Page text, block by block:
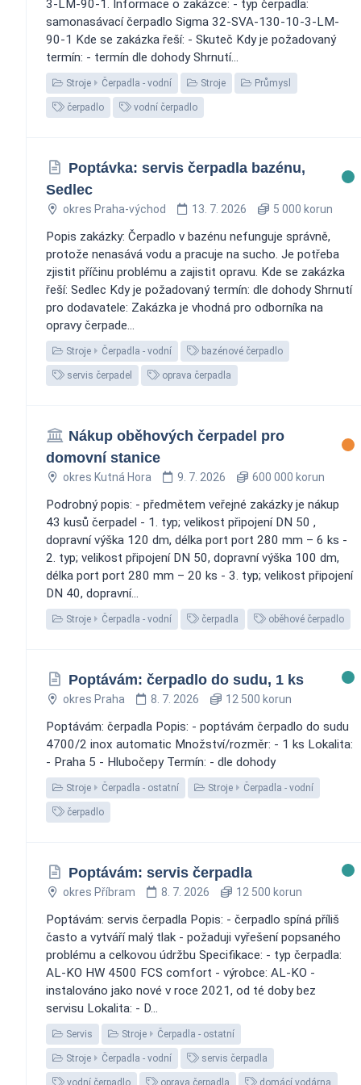
3-LM-90-1. Informace o zakázce: - typ čerpadla:
samonasávací čerpadlo Sigma 32-SVA-130-10-3-LM-
90-1 Kde se zakázka řeší: - Skuteč Kdy je požadovaný
termín: - termín dle dohody Shrnutí...
Stroje Čerpadla - vodní Stroje Průmysl
čerpadlo vodní čerpadlo
Poptávka: servis čerpadla bazénu,
Sedlec
okres Praha-východ 13. 7. 2026 5 000 korun
Popis zakázky: Čerpadlo v bazénu nefunguje správně,
protože nenasává vodu a pracuje na sucho. Je potřeba
zjistit příčinu problému a zajistit opravu. Kde se zakázka
řeší: Sedlec Kdy je požadovaný termín: dle dohody Shrnutí
pro dodavatele: Zakázka je vhodná pro odborníka na
opravy čerpade...
Stroje Čerpadla - vodní bazénové čerpadlo
servis čerpadel oprava čerpadla
Nákup oběhových čerpadel pro
domovní stanice
okres Kutná Hora 9. 7. 2026 600 000 korun
Podrobný popis: - předmětem veřejné zakázky je nákup
43 kusů čerpadel - 1. typ; velikost připojení DN 50 ,
dopravní výška 120 dm, délka port port 280 mm – 6 ks -
2. typ; velikost připojení DN 50, dopravní výška 100 dm,
délka port port 280 mm – 20 ks - 3. typ; velikost připojení
DN 40, dopravní...
Stroje Čerpadla - vodní čerpadla oběhové čerpadlo
Poptávám: čerpadlo do sudu, 1 ks
okres Praha 8. 7. 2026 12 500 korun
Poptávám: čerpadla Popis: - poptávám čerpadlo do sudu
4700/2 inox automatic Množství/rozměr: - 1 ks Lokalita:
- Praha 5 - Hlubočepy Termín: - dle dohody
Stroje Čerpadla - ostatní Stroje Čerpadla - vodní
čerpadlo
Poptávám: servis čerpadla
okres Příbram 8. 7. 2026 12 500 korun
Poptávám: servis čerpadla Popis: - čerpadlo spíná příliš
často a vytváří malý tlak - požaduji vyřešení popsaného
problému a celkovou údržbu Specifikace: - typ čerpadla:
AL-KO HW 4500 FCS comfort - výrobce: AL-KO -
instalováno jako nové v roce 2021, od té doby bez
servisu Lokalita: - D...
Servis Stroje Čerpadla - ostatní
Stroje Čerpadla - vodní servis čerpadla
vodní čerpadlo oprava čerpadla domácí vodárna